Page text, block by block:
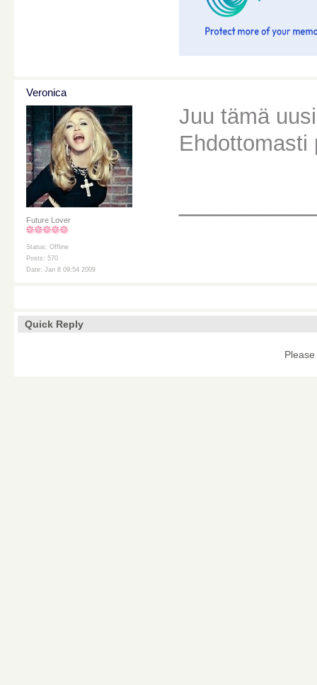
Veronica
Future Lover
Status: Offline
Posts: 570
Date: Jan 8 09:54 2009
Juu tämä
Ehdottomasti
Quick Reply